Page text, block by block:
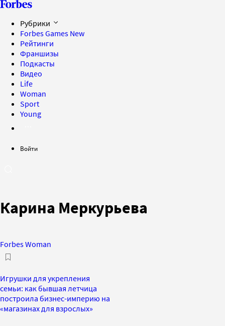
Рубрики
Forbes Games New
Рейтинги
Франшизы
Подкасты
Видео
Life
Woman
Sport
Young
Войти
Карина Меркурьева
Forbes Woman
Игрушки для укрепления
семьи: как бывшая летчица
построила бизнес-империю на
«магазинах для взрослых»